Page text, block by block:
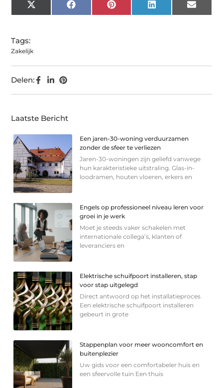
X
(Twitter)
Facebook Pinterest LinkedIn Email
Tags:
Zakelijk
Delen:
Laatste Bericht
Een jaren-30-woning verduurzamen
zonder de sfeer te verliezen
Jaren-30-woningen zijn geliefd vanwege
hun karakteristieke uitstraling. Glas-in-
loodramen, houten vloeren, erkers en
Engels op professioneel niveau leren voor
groei in je werk
Moet je steeds vaker schakelen met
internationale collega’s, klanten of
leveranciers en
Elektrische schuifpoort installeren, stap
voor stap uitgelegd
Direct antwoord op het installatieproces
Een elektrische schuifpoort installeren
gebeurt in grote
Stappenplan voor meer wooncomfort en
buitenplezier
Uw gids voor een comfortabeler huis en
een sfeervolle tuin Een thuis